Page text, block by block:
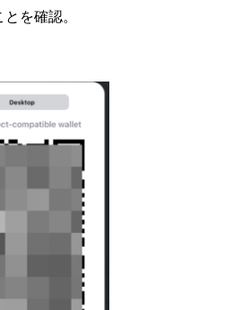
を確認。